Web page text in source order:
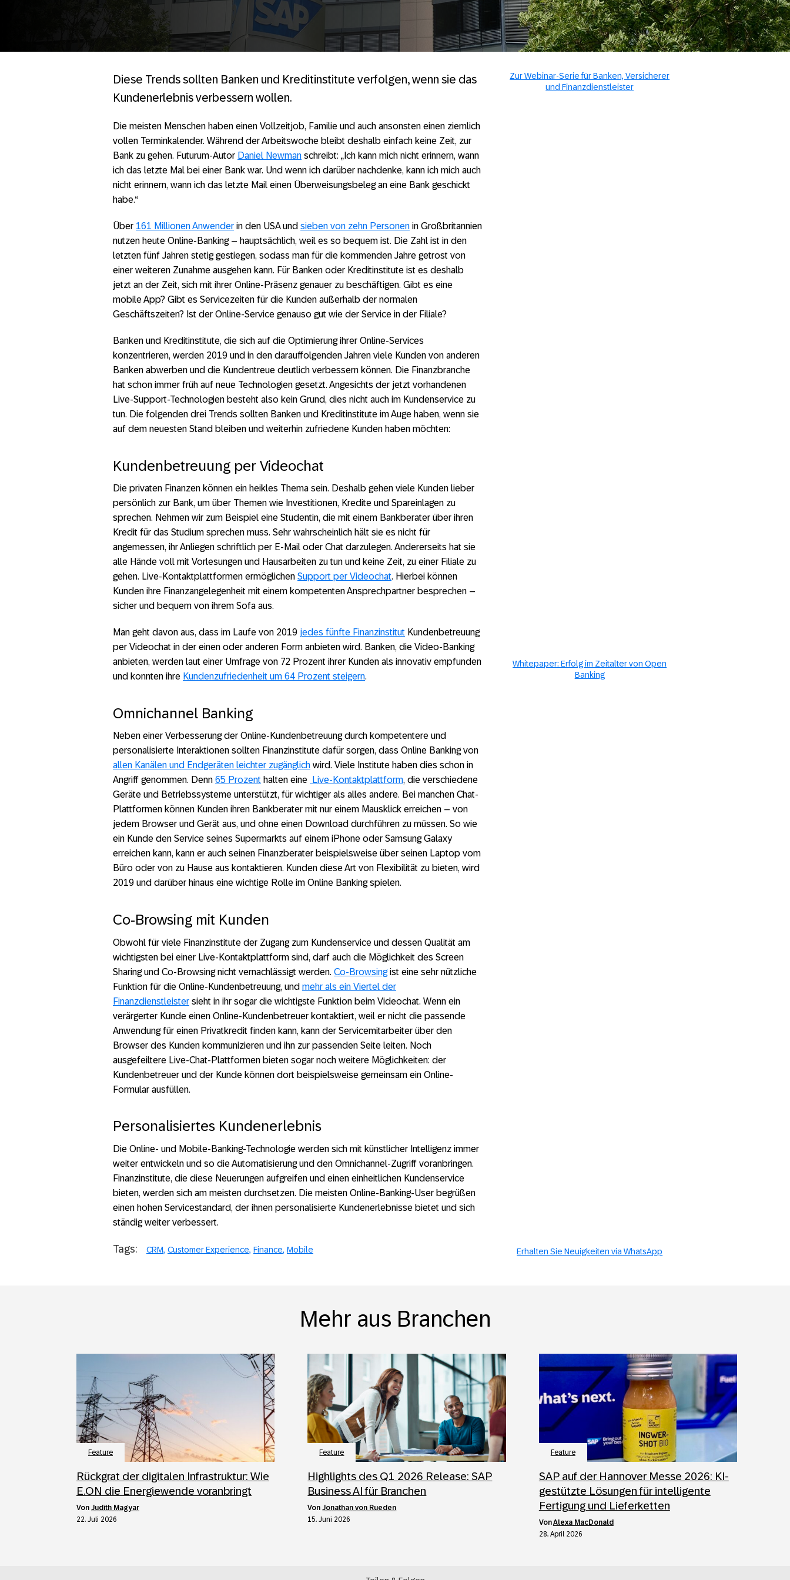
Diese Trends sollten Banken und Kreditinstitute verfolgen, wenn sie das
Kundenerlebnis verbessern wollen.
Die meisten Menschen haben einen Vollzeitjob, Familie und auch ansonsten einen ziemlich
vollen Terminkalender. Während der Arbeitswoche bleibt deshalb einfach keine Zeit, zur
Bank zu gehen. Futurum-Autor Daniel Newman schreibt: „Ich kann mich nicht erinnern, wann
ich das letzte Mal bei einer Bank war. Und wenn ich darüber nachdenke, kann ich mich auch
nicht erinnern, wann ich das letzte Mail einen Überweisungsbeleg an eine Bank geschickt
habe.“
Über 161 Millionen Anwender in den USA und sieben von zehn Personen in Großbritannien
nutzen heute Online-Banking – hauptsächlich, weil es so bequem ist. Die Zahl ist in den
letzten fünf Jahren stetig gestiegen, sodass man für die kommenden Jahre getrost von
einer weiteren Zunahme ausgehen kann. Für Banken oder Kreditinstitute ist es deshalb
jetzt an der Zeit, sich mit ihrer Online-Präsenz genauer zu beschäftigen. Gibt es eine
mobile App? Gibt es Servicezeiten für die Kunden außerhalb der normalen
Geschäftszeiten? Ist der Online-Service genauso gut wie der Service in der Filiale?
Banken und Kreditinstitute, die sich auf die Optimierung ihrer Online-Services
konzentrieren, werden 2019 und in den darauffolgenden Jahren viele Kunden von anderen
Banken abwerben und die Kundentreue deutlich verbessern können. Die Finanzbranche
hat schon immer früh auf neue Technologien gesetzt. Angesichts der jetzt vorhandenen
Live-Support-Technologien besteht also kein Grund, dies nicht auch im Kundenservice zu
tun. Die folgenden drei Trends sollten Banken und Kreditinstitute im Auge haben, wenn sie
auf dem neuesten Stand bleiben und weiterhin zufriedene Kunden haben möchten:
Kundenbetreuung per Videochat
Die privaten Finanzen können ein heikles Thema sein. Deshalb gehen viele Kunden lieber
persönlich zur Bank, um über Themen wie Investitionen, Kredite und Spareinlagen zu
sprechen. Nehmen wir zum Beispiel eine Studentin, die mit einem Bankberater über ihren
Kredit für das Studium sprechen muss. Sehr wahrscheinlich hält sie es nicht für
angemessen, ihr Anliegen schriftlich per E-Mail oder Chat darzulegen. Andererseits hat sie
alle Hände voll mit Vorlesungen und Hausarbeiten zu tun und keine Zeit, zu einer Filiale zu
gehen. Live-Kontaktplattformen ermöglichen Support per Videochat. Hierbei können
Kunden ihre Finanzangelegenheit mit einem kompetenten Ansprechpartner besprechen –
sicher und bequem von ihrem Sofa aus.
Man geht davon aus, dass im Laufe von 2019 jedes fünfte Finanzinstitut Kundenbetreuung
per Videochat in der einen oder anderen Form anbieten wird. Banken, die Video-Banking
anbieten, werden laut einer Umfrage von 72 Prozent ihrer Kunden als innovativ empfunden
und konnten ihre Kundenzufriedenheit um 64 Prozent steigern.
Omnichannel Banking
Neben einer Verbesserung der Online-Kundenbetreuung durch kompetentere und
personalisierte Interaktionen sollten Finanzinstitute dafür sorgen, dass Online Banking von
allen Kanälen und Endgeräten leichter zugänglich wird. Viele Institute haben dies schon in
Angriff genommen. Denn 65 Prozent halten eine Live-Kontaktplattform, die verschiedene
Geräte und Betriebssysteme unterstützt, für wichtiger als alles andere. Bei manchen Chat-
Plattformen können Kunden ihren Bankberater mit nur einem Mausklick erreichen – von
jedem Browser und Gerät aus, und ohne einen Download durchführen zu müssen. So wie
ein Kunde den Service seines Supermarkts auf einem iPhone oder Samsung Galaxy
erreichen kann, kann er auch seinen Finanzberater beispielsweise über seinen Laptop vom
Büro oder von zu Hause aus kontaktieren. Kunden diese Art von Flexibilität zu bieten, wird
2019 und darüber hinaus eine wichtige Rolle im Online Banking spielen.
Co-Browsing mit Kunden
Obwohl für viele Finanzinstitute der Zugang zum Kundenservice und dessen Qualität am
wichtigsten bei einer Live-Kontaktplattform sind, darf auch die Möglichkeit des Screen
Sharing und Co-Browsing nicht vernachlässigt werden. Co-Browsingist eine sehr nützliche
Funktion für die Online-Kundenbetreuung, und mehr als ein Viertel der
Finanzdienstleister sieht in ihr sogar die wichtigste Funktion beim Videochat. Wenn ein
verärgerter Kunde einen Online-Kundenbetreuer kontaktiert, weil er nicht die passende
Anwendung für einen Privatkredit finden kann, kann der Servicemitarbeiter über den
Browser des Kunden kommunizieren und ihn zur passenden Seite leiten. Noch
ausgefeiltere Live-Chat-Plattformen bieten sogar noch weitere Möglichkeiten: der
Kundenbetreuer und der Kunde können dort beispielsweise gemeinsam ein Online-
Formular ausfüllen.
Personalisiertes Kundenerlebnis
Die Online- und Mobile-Banking-Technologie werden sich mit künstlicher Intelligenz immer
weiter entwickeln und so die Automatisierung und den Omnichannel-Zugriff voranbringen.
Finanzinstitute, die diese Neuerungen aufgreifen und einen einheitlichen Kundenservice
bieten, werden sich am meisten durchsetzen. Die meisten Online-Banking-User begrüßen
einen hohen Servicestandard, der ihnen personalisierte Kundenerlebnisse bietet und sich
ständig weiter verbessert.
Tags: CRM Customer Experience Finance Mobile
Zur Webinar-Serie für Banken, Versicherer
und Finanzdienstleister
Whitepaper: Erfolg im Zeitalter von Open
Banking
Erhalten Sie Neuigkeiten via WhatsApp
Mehr aus Branchen
Feature
Rückgrat der digitalen Infrastruktur: Wie
E.ON die Energiewende voranbringt
von Judith Magyar
22. Juli 2026
Feature
Highlights des Q1 2026 Release: SAP
Business AI für Branchen
vonJonathan von Rueden
15. Juni 2026
Feature
SAP auf der Hannover Messe 2026: KI-
gestützte Lösungen für intelligente
Fertigung und Lieferketten
vonAlexa MacDonald
28. April 2026